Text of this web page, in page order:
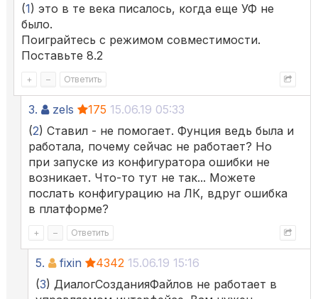
(1) это в те века писалось, когда еще УФ не
было.
Поиграйтесь с режимом совместимости.
Поставьте 8.2
+ – Ответить
3. zels 175 15.06.19 05:33
(2) Ставил - не помогает. Фунция ведь была и
работала, почему сейчас не работает? Но
при запуске из конфигуратора ошибки не
возникает. Что-то тут не так... Можете
послать конфигурацию на ЛК, вдруг ошибка
в платформе?
+ – Ответить
5. fixin 4342 15.06.19 15:16
(3) ДиалогСозданияФайлов не работает в